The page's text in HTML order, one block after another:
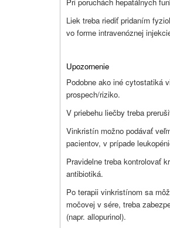
Liek treba riediť pridaním
vo forme intravenóznej
Upozornenie
Podobne ako iné cytostatiká
prospech/riziko.
V priebehu liečby treba
Vinkristín možno podávať
pacientov, v prípade
Pravidelne treba kontrolovať
antibiotiká.
Po terapii vinkristínom sa
močovej v sére, treba
(napr. allopurinol).